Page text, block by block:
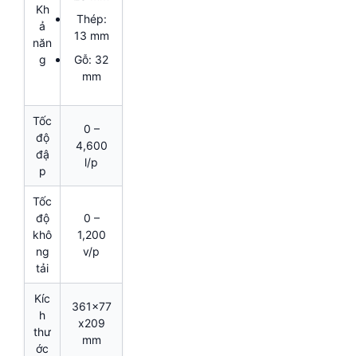
Kh
ả
năn
g
Thép:
13 mm
Gỗ: 32
mm
Tốc
độ
đậ
p
0 –
4,600
l/p
Tốc
độ
khô
ng
tải
0 –
1,200
v/p
Kíc
h
thư
ớc
361x77
x209
mm